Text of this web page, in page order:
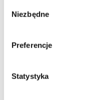
zgody
Niezbędne
Preferencje
Statystyka
Obsesja
Chłopak używa magicznej
*******